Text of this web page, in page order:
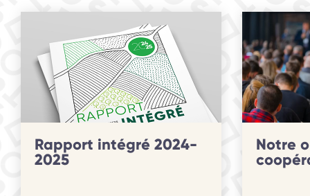
Rapport intégré 2024-
2025
Notre